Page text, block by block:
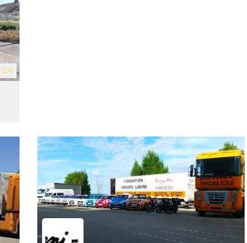
(24)